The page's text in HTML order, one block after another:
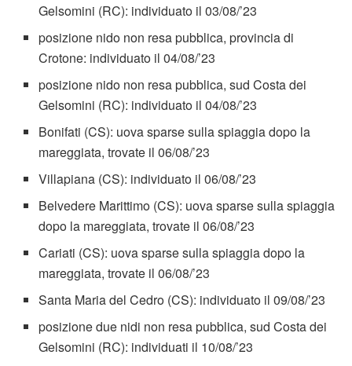
Gelsomini (RC): individuato il 03/08/’23
posizione nido non resa pubblica, provincia di
Crotone: individuato il 04/08/’23
posizione nido non resa pubblica, sud Costa dei
Gelsomini (RC): individuato il 04/08/’23
Bonifati (CS): uova sparse sulla spiaggia dopo la
mareggiata, trovate il 06/08/’23
Villapiana (CS): individuato il 06/08/’23
Belvedere Marittimo (CS): uova sparse sulla spiaggia
dopo la mareggiata, trovate il 06/08/’23
Cariati (CS): uova sparse sulla spiaggia dopo la
mareggiata, trovate il 06/08/’23
Santa Maria del Cedro (CS): individuato il 09/08/’23
posizione due nidi non resa pubblica, sud Costa dei
Gelsomini (RC): individuati il 10/08/’23